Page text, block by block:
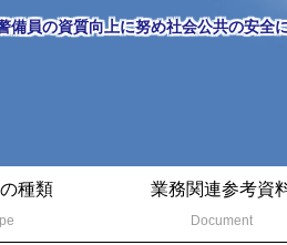
備員の資質向上に努め社会公共の安全
種類 業務関連参考資
Document